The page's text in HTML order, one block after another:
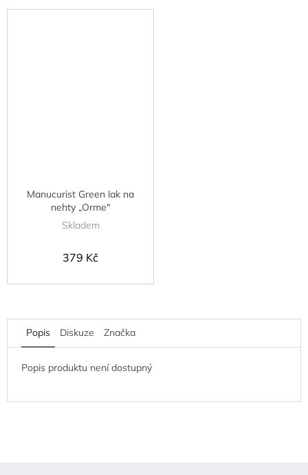
Manucurist Green lak na
nehty „Orme"
Skladem
379 Kč
Popis Diskuze Značka
Popis produktu není dostupný